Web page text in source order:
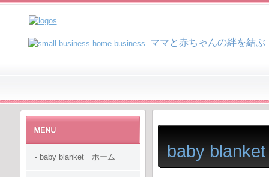
ママと赤ちゃんの絆を結
baby
baby blanket ホーム